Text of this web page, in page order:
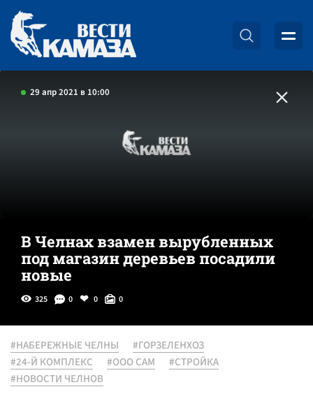
29 апр 2021 в 10:00
В Челнах взамен вырубленных
под магазин деревьев посадили
новые
325 0 0 0
#НАБЕРЕЖНЫЕ ЧЕЛНЫ
#ГОРЗЕЛЕНХОЗ
#24-Й КОМПЛЕКС
#ООО САМ
#СТРОЙКА
#НОВОСТИ ЧЕЛНОВ